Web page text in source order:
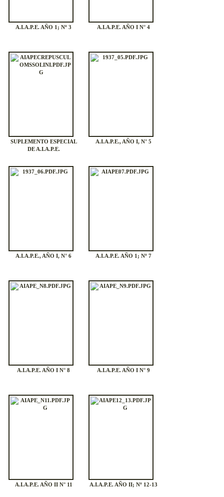
A.I.A.P.E. AÑO 1; Nº 3 A.I.A.P.E. AÑO I N° 4
SUPLEMENTO ESPECIAL
DE A.I.A.P.E.
A.I.A.P.E., AÑO I, N° 5
A.I.A.P.E., AÑO I, N° 6 A.I.A.P.E. AÑO 1; Nº 7
A.I.A.P.E. AÑO I N° 8 A.I.A.P.E. AÑO I N° 9
A.I.A.P.E. AÑO II N° 11 A.I.A.P.E. AÑO II; Nº 12-13